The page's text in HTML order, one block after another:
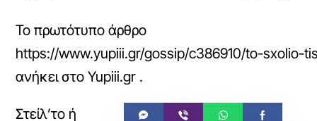
Το πρωτότυπο άρθρο
https://www.yupiii.gr/gossip/c386910/to-
ανήκει στοYupiii.gr .